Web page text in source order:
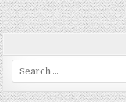
Search
for: